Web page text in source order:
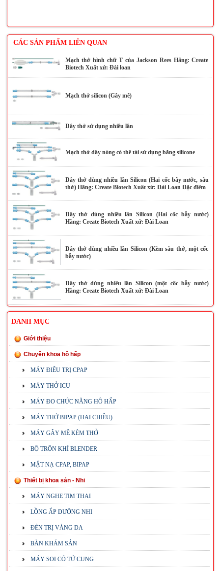
CÁC SẢN PHẨM LIÊN QUAN
Mạch thở hình chữ T của Jackson Rees Hãng: Create
Biotech Xuất xứ: Đài loan
Mạch thở silicon (Gây mê)
Dây thở sử dụng nhiều lần
Mạch thở dây nóng có thể tái sử dụng bằng silicone
Dây thở dùng nhiều lần Silicon (Hai cốc bẫy nước, sâu
thở) Hãng: Create Biotech Xuất xứ: Đài Loan Đặc điểm
Dây thở dùng nhiều lần Silicon (Hai cốc bẫy nước)
Hãng: Create Biotech Xuất xứ: Đài Loan
Dây thở dùng nhiều lần Silicon (Kèm sâu thở, một cốc
bẫy nước)
Dây thở dùng nhiều lần Silicon (một cốc bẫy nước)
Hãng: Create Biotech Xuất xứ: Đài Loan
DANH MỤC
Giới thiệu
Chuyên khoa hô hấp
MÁY ĐIÊU TRỊ CPAP
MÁY THỞ ICU
MÁY ĐO CHỨC NĂNG HÔ HẤP
MÁY THỞ BIPAP (HAI CHIỀU)
MÁY GÂY MÊ KÈM THỞ
BỘ TRỘN KHÍ BLENDER
MẶT NẠ CPAP, BIPAP
Thiết bị khoa sản - Nhi
MÁY NGHE TIM THAI
LỒNG ẤP DƯỠNG NHI
ĐÈN TRỊ VÀNG DA
BÀN KHÁM SẢN
MÁY SOI CỎ TỬ CUNG